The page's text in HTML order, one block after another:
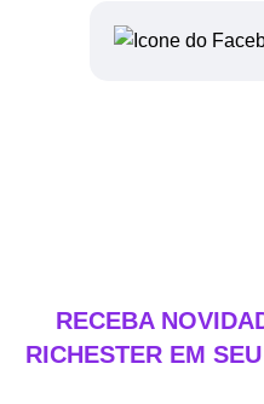
RECEBA
RICHESTER EM